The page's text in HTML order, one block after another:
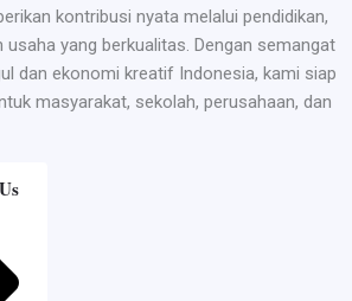
kontribusi nyata melalui pendidikan,
usaha yang berkualitas. Dengan semangat
dan ekonomi kreatif Indonesia, kami siap
masyarakat, sekolah, perusahaan, dan